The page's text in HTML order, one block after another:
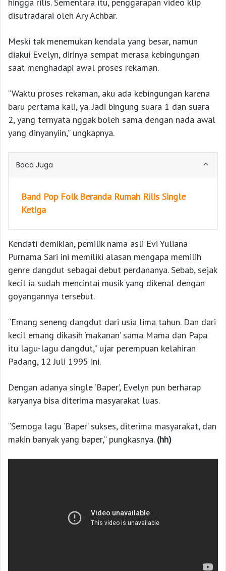
disutradarai oleh Ary Achbar.
Meski tak menemukan kendala yang besar, namun
diakui Evelyn, dirinya sempat merasa kebingungan
saat menghadapi awal proses rekaman.
“Waktu proses rekaman, aku ada kebingungan karena
baru pertama kali, ya. Jadi bingung suara 1 dan suara
2, yang ternyata nggak boleh sama dengan nada awal
yang dinyanyiin,” ungkapnya.
Baca Juga
Band Pop Folk Beranda Rumah Rilis Single
Ketiga
Kendati demikian, pemilik nama asli Evi Yuliana
Purnama Sari ini memiliki alasan mengapa memilih
genre dangdut sebagai debut perdananya. Sebab, sejak
kecil ia sudah mencintai musik yang dikenal dengan
goyangannya tersebut.
“Emang seneng dangdut dari usia lima tahun. Dan dari
kecil emang dikasih ‘makanan’ sama Mama dan Papa
itu lagu-lagu dangdut,” ujar perempuan kelahiran
Padang, 12 Juli 1995 ini.
Dengan adanya single ‘Baper’, Evelyn pun berharap
karyanya bisa diterima masyarakat luas.
“Semoga lagu ‘Baper’ sukses, diterima masyarakat, dan
makin banyak yang baper,” pungkasnya. (hh)